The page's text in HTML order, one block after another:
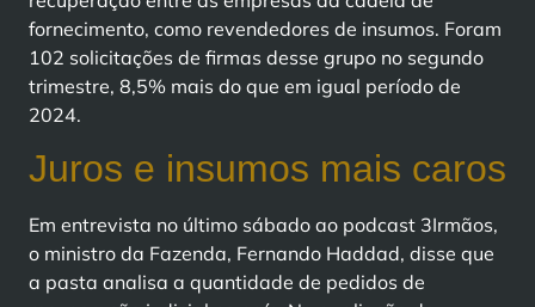
fornecimento, como revendedores de insumos. Foram
102 solicitações de firmas desse grupo no segundo
trimestre, 8,5% mais do que em igual período de
2024.
Juros e insumos mais caros
Em entrevista no último sábado ao podcast 3Irmãos,
o ministro da Fazenda, Fernando Haddad, disse que
a pasta analisa a quantidade de pedidos de